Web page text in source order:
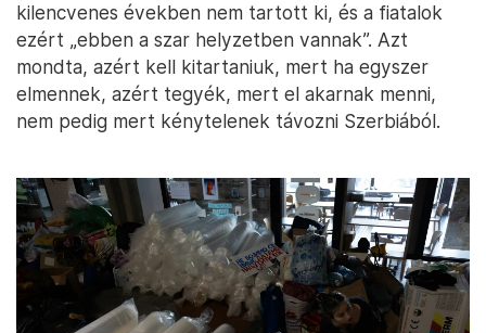
kilencvenes években nem tartott ki, és a fiatalok
ezért „ebben a szar helyzetben vannak”. Azt
mondta, azért kell kitartaniuk, mert ha egyszer
elmennek, azért tegyék, mert el akarnak menni,
nem pedig mert kénytelenek távozni Szerbiából.